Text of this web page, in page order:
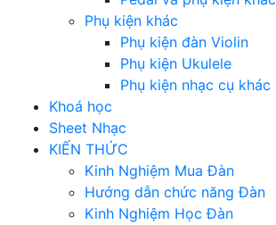
Phụ kiện khác
Phụ kiện đàn Violin
Phụ kiện Ukulele
Phụ kiện nhạc cụ khác
Khoá học
Sheet Nhạc
KIẾN THỨC
Kinh Nghiệm Mua Đàn
Hướng dẫn chức năng Đàn
Kinh Nghiệm Học Đàn